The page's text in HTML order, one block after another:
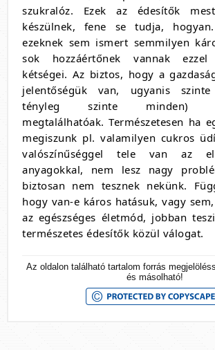
szukralóz. Ezek az édesítők
készülnek, fene se tudja,
ezeknek sem ismert semmilyen
sok hozzáértőnek vannak ezzel
kétségei. Az biztos, hogy a
jelentőségük van, ugyanis
tényleg szinte minden)
megtalálhatóak. Természetesen ha
megiszunk pl. valamilyen cukros
valószínűséggel tele van az
anyagokkal, nem lesz nagy
biztosan nem tesznek nekünk.
hogy van-e káros hatásuk, vagy
az egészséges életmód, jobban
természetes édesítők közül válogat.
Az oldalon található tartalom forrás
és másolható!